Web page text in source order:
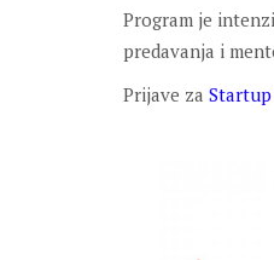
Program je
predavanja i
Prijave za